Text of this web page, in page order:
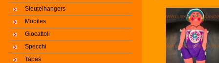
Sleutelhangers
Mobiles
Giocattoli
Specchi
Tapas